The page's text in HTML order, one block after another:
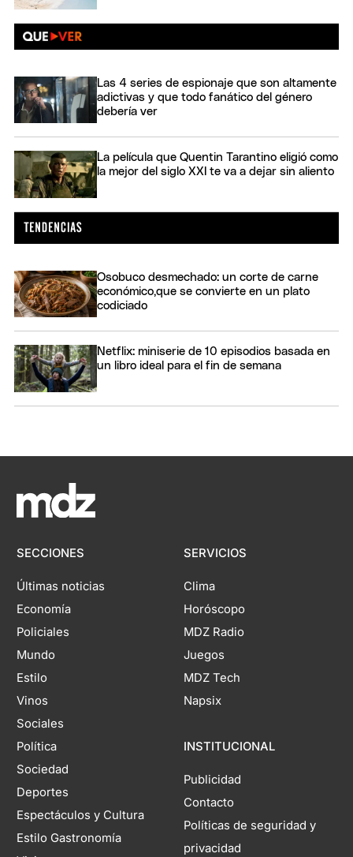
Las 4 series de espionaje que son altamente
adictivas y que todo fanático del género
debería ver
La película que Quentin Tarantino eligió como
la mejor del siglo XXI te va a dejar sin aliento
Osobuco desmechado: un corte de carne
económico,que se convierte en un plato
codiciado
Netflix: miniserie de 10 episodios basada en
un libro ideal para el fin de semana
SECCIONES
Últimas noticias
Economía
Policiales
Mundo
Estilo
Vinos
Sociales
Política
Sociedad
Deportes
Espectáculos y Cultura
Estilo Gastronomía
SERVICIOS
Clima
Horóscopo
MDZ Radio
Juegos
MDZ Tech
Napsix
INSTITUCIONAL
Publicidad
Contacto
Políticas de seguridad y
privacidad